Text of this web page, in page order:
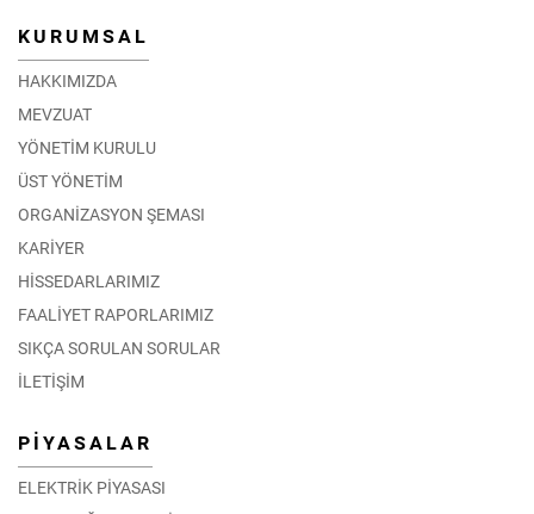
KURUMSAL
HAKKIMIZDA
MEVZUAT
YÖNETİM KURULU
ÜST YÖNETİM
ORGANİZASYON ŞEMASI
KARİYER
HİSSEDARLARIMIZ
FAALİYET RAPORLARIMIZ
SIKÇA SORULAN SORULAR
İLETİŞİM
PİYASALAR
ELEKTRİK PİYASASI